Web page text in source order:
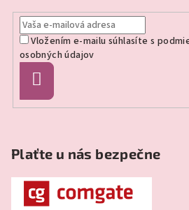
Vložením e-mailu súhlasíte s
osobných údajov
Plaťte u nás bezpečne